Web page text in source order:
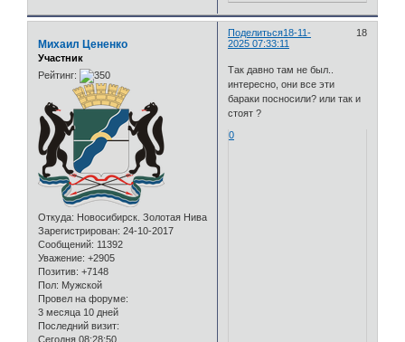
Поделиться 18
18-11-
2025 07:33:11
Михаил Цененко
Участник
Рейтинг:
Откуда: Новосибирск. Золотая Нива
Зарегистрирован: 24-10-2017
Сообщений: 11392
Уважение: +2905
Позитив: +7148
Пол: Мужской
Провел на форуме:
3 месяца 10 дней
Последний визит:
Сегодня 08:28:50
Так давно там не был..
интересно, они все эти
бараки посносили? или так и
стоят ?
0